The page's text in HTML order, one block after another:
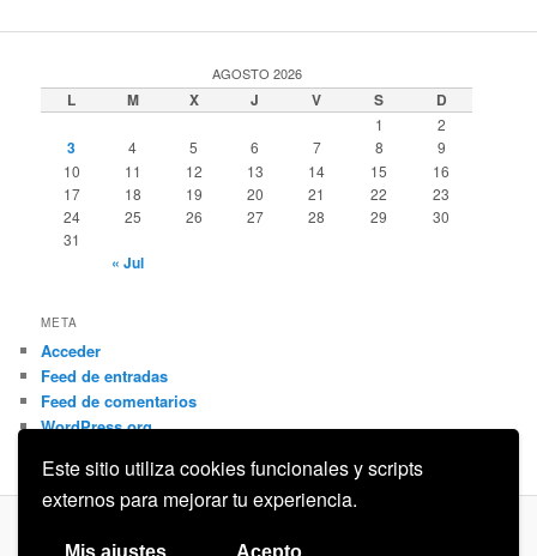
Este sitio utiliza cookies funcionales y scripts
externos para mejorar tu experiencia.
Mis ajustes Acepto
AGOSTO 2026
L M X J V S D
1 2
3 4 5 6 7 8
9
10
11 12 13 14 15
16
17
18 19 20 21 22
23
24
25 26 27 28 29
30
31
« Jul
META
Acceder
Feed de entradas
Feed de comentarios
WordPress.org
Privacidad Funciona gracias a WordPress